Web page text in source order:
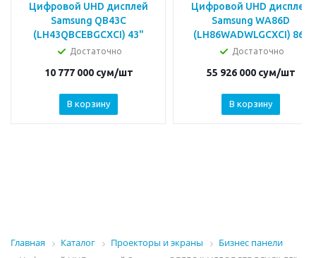
Цифровой UHD дисплей
Samsung QB43C
(LH43QBCEBGCXCI) 43"
Достаточно
10 777 000сум/шт
В корзину
Цифровой UHD дисплей
Samsung WA86D
(LH86WADWLGCXCI) 86"
Достаточно
55 926 000сум/шт
В корзину
Главная Каталог Проекторы и экраны
Бизнес панели